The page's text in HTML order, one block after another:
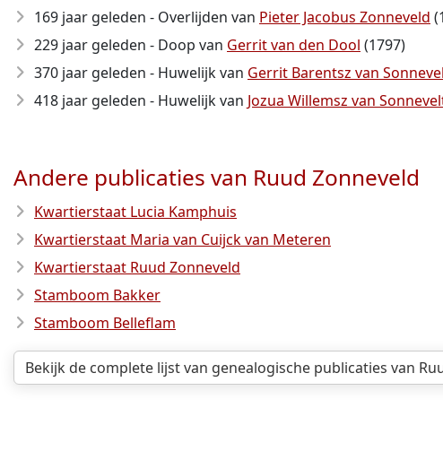
169 jaar geleden - Overlijden van Pieter Jacobus Zonneveld
229 jaar geleden - Doop van Gerrit van den Dool (1797)
370 jaar geleden - Huwelijk van Gerrit Barentsz van
418 jaar geleden - Huwelijk van Jozua Willemsz van
Andere publicaties van Ruud Zonneveld
Kwartierstaat Lucia Kamphuis
Kwartierstaat Maria van Cuijck van Meteren
Kwartierstaat Ruud Zonneveld
Stamboom Bakker
Stamboom Belleflam
Bekijk de complete lijst van genealogische publicaties van